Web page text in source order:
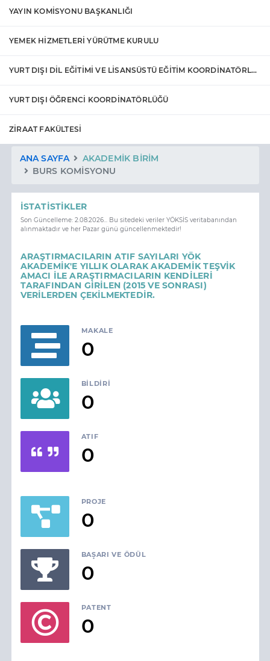
YAYIN KOMİSYONU BAŞKANLIĞI
YEMEK HİZMETLERİ YÜRÜTME KURULU
YURT DIŞI DİL EĞİTİMİ VE LİSANSÜSTÜ EĞİTİM KOORDİNATÖRLÜĞÜ
YURT DIŞI ÖĞRENCİ KOORDİNATÖRLÜĞÜ
ZİRAAT FAKÜLTESİ
ANA SAYFA
AKADEMIK BIRIM
BURS KOMİSYONU
İSTATISTIKLER
Son Güncelleme: 2.08.2026... Bu sitedeki veriler YÖKSİS veritabanından
alınmaktadır ve her Pazar günü güncellenmektedir!
ARAŞTIRMACILARIN ATIF SAYILARI YÖK
AKADEMİK'E YILLIK OLARAK AKADEMİK TEŞVİK
AMACI İLE ARAŞTIRMACILARIN KENDİLERİ
TARAFINDAN GİRİLEN (2015 VE SONRASI)
VERİLERDEN ÇEKİLMEKTEDİR.
MAKALE
0
BILDIRI
0
ATIF
0
PROJE
0
BAŞARI VE ÖDÜL
0
PATENT
0